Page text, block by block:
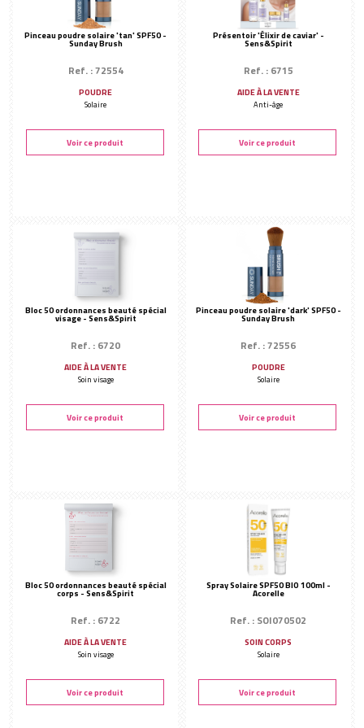
Pinceau poudre solaire 'tan' SPF50 -
Sunday Brush
Ref. : 72554
POUDRE
Solaire
Voir ce produit
Présentoir 'Élixir de caviar' -
Sens&Spirit
Ref. : 6715
AIDE À LA VENTE
Anti-âge
Voir ce produit
Bloc 50 ordonnances beauté spécial
visage - Sens&Spirit
Ref. : 6720
AIDE À LA VENTE
Soin visage
Voir ce produit
Pinceau poudre solaire 'dark' SPF50 -
Sunday Brush
Ref. : 72556
POUDRE
Solaire
Voir ce produit
Bloc 50 ordonnances beauté spécial
corps - Sens&Spirit
Ref. : 6722
AIDE À LA VENTE
Soin visage
Voir ce produit
Spray Solaire SPF50 BIO 100ml -
Acorelle
Ref. : SOI070502
SOIN CORPS
Solaire
Voir ce produit